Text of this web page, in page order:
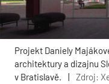
Projekt Daniely
architektury a dizajnu
v Bratislavě.
| Zdroj: